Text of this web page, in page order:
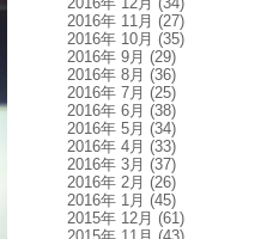
2016年 11月 (27)
2016年 10月 (35)
2016年 9月 (29)
2016年 8月 (36)
2016年 7月 (25)
2016年 6月 (38)
2016年 5月 (34)
2016年 4月 (33)
2016年 3月 (37)
2016年 2月 (26)
2016年 1月 (45)
2015年 12月 (61)